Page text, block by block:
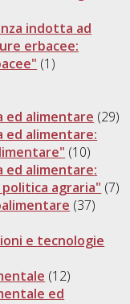
indotta ad
erbacee:
(1)
ed alimentare (29)
ed alimentare:
(10)
ed alimentare:
agraria" (7)
(37)
e tecnologie
(12)
ed